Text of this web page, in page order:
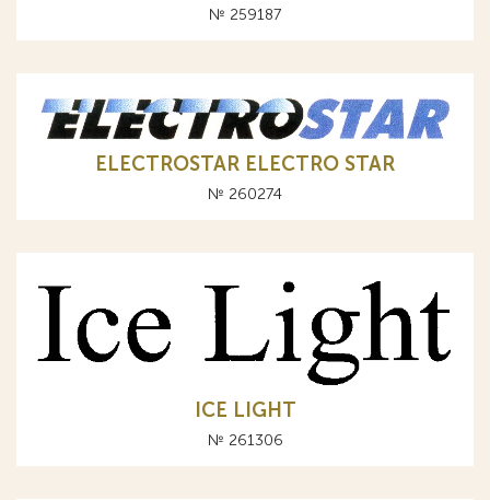
№ 259187
ELECTROSTAR ELECTRO STAR
№ 260274
ICE LIGHT
№ 261306